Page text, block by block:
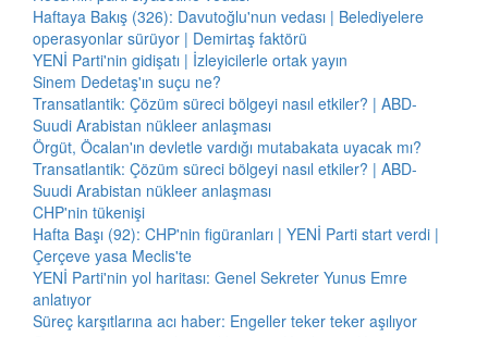
Haftaya Bakış (326): Davutoğlu'nun vedası | Belediyelere
operasyonlar sürüyor | Demirtaş faktörü
YENİ Parti'nin gidişatı | İzleyicilerle ortak yayın
Sinem Dedetaş'ın suçu ne?
Transatlantik: Çözüm süreci bölgeyi nasıl etkiler? | ABD-
Suudi Arabistan nükleer anlaşması
Örgüt, Öcalan'ın devletle vardığı mutabakata uyacak mı?
Transatlantik: Çözüm süreci bölgeyi nasıl etkiler? | ABD-
Suudi Arabistan nükleer anlaşması
CHP'nin tükenişi
Hafta Başı (92): CHP'nin figüranları | YENİ Parti start verdi |
Çerçeve yasa Meclis'te
YENİ Parti'nin yol haritası: Genel Sekreter Yunus Emre
anlatıyor
Süreç karşıtlarına acı haber: Engeller teker teker aşılıyor